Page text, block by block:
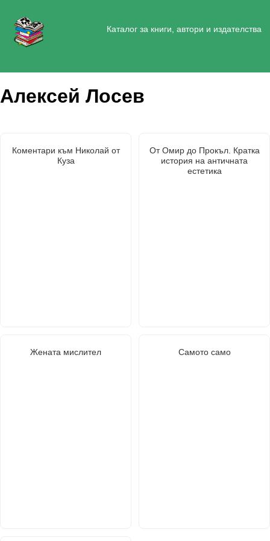
Каталог за книги, автори и издателства
Алексей Лосев
Коментари към Николай от
Куза
От Омир до Прокъл. Кратка
история на античната
естетика
Жената мислител Самото само